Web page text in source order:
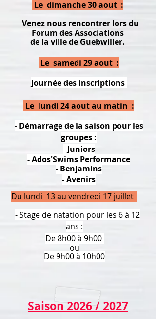
Le dimanche 30 aout :
Venez nous rencontrer lors du
Forum des Associations
de la ville de Guebwiller.
Le lundi 24 aout au matin :
- Démarrage de la saison pour les
groupes :
- Juniors
- Ados'Swims Performance
- Benjamins
- Avenirs
Du lundi 13 au vendredi 17 juillet
- Stage de natation pour les 6 à 12
ans :
De 8h00 à 9h00
ou
De 9h00 à 10h00
Le samedi 29 aout :
Journée des inscriptions
Saison 2026 / 2027